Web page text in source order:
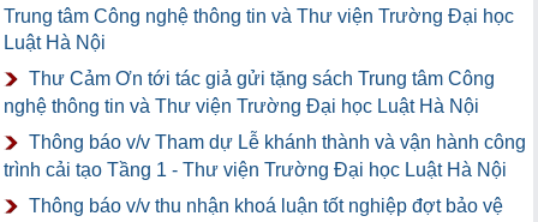
Trung tâm Công nghệ thông tin và Thư viện Trường Đại học
Luật Hà Nội
Thư Cảm Ơn tới tác giả gửi tặng sách Trung tâm Công
nghệ thông tin và Thư viện Trường Đại học Luật Hà Nội
Thông báo v/v Tham dự Lễ khánh thành và vận hành công
trình cải tạo Tầng 1 - Thư viện Trường Đại học Luật Hà Nội
Thông báo v/v thu nhận khoá luận tốt nghiệp đợt bảo vệ